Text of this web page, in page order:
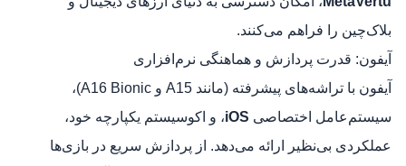
بلاک‌چین را فراهم می‌کنند.
آیفون: قدرت پردازش و هماهنگی نرم‌افزاری
آیفون با تراشه‌های پیشرفته (مانند A15 و A16 Bionic)،
سیستم‌عامل اختصاصی iOS، و اکوسیستم یکپارچه خود،
عملکردی بی‌نظیر ارائه می‌دهد. از پردازش سریع در بازی‌ها